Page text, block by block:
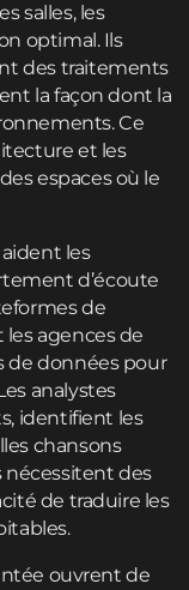
salles, les
optimal. Ils
des traitements
la façon dont la
Ce
et les
espaces où le
les
d’écoute
de
agences de
de données pour
analystes
identifient les
chansons
nécessitent des
de traduire les
ouvrent de